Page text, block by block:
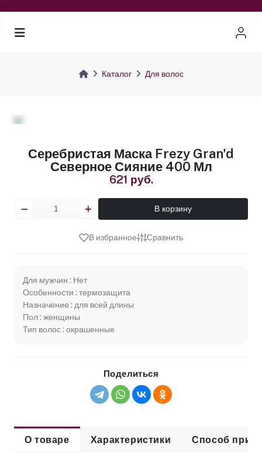
Каталог Для волос
Серебристая Маска Frezy Gran'd
Северное Сияние 400 Мл
621 руб.
В корзину
В избранное Сравнить
Для мужчин : Нет
Особенности : термозащита
Назначение : для всей длины
Пол : женщины
Тип волос : окрашенные
Поделиться
О товаре Характеристики Способ